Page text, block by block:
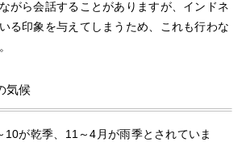
がら会話することがありますが、インドネ
る印象を与えてしまうため、これも行わな
気候
10が乾季、11～4月が雨季とされていま